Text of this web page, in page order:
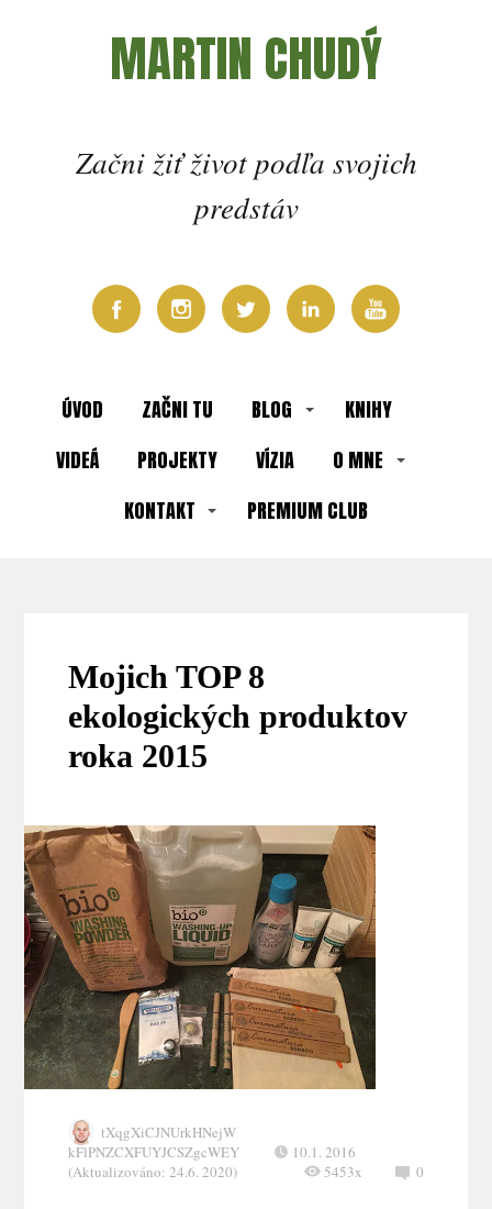
MARTIN CHUDÝ
Začni žiť život podľa svojich
predstáv
ÚVOD ZAČNI TU BLOG
KNIHY
VIDEÁ
PROJEKTY VÍZIA
O MNE
KONTAKT
PREMIUM CLUB
Mojich TOP 8
ekologických produktov
roka 2015
tXqgXiCJNUrkHNejW
kFlPNZCXFUYJCSZgcWEY
10.1. 2016
(Aktualizováno: 24.6. 2020)
0
5453x